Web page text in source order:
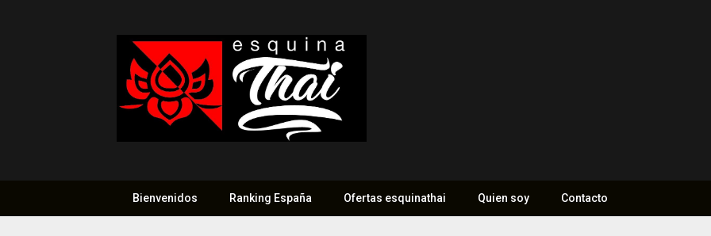
Bienvenidos Ranking España Ofertas esquinathai Quien soy Contacto